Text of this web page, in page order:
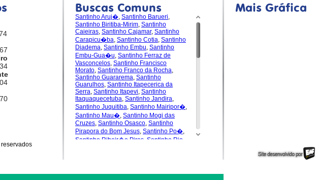
Buscas Comuns
Santinho Aruj�, Santinho Barueri,
Santinho Biritiba-Mirim, Santinho
Caieiras, Santinho Cajamar, Santinho
Carapicu�ba, Santinho Cotia, Santinho
Diadema, Santinho Embu, Santinho
Embu-Gua�u, Santinho Ferraz de
Vasconcelos, Santinho Francisco
Morato, Santinho Franco da Rocha,
Santinho Guararema, Santinho
Guarulhos, Santinho Itapecerica da
Serra, Santinho Itapevi, Santinho
Itaquaquecetuba, Santinho Jandira,
Santinho Juquitiba, Santinho Mairipor�,
Santinho Mau�, Santinho Mogi das
Cruzes, Santinho Osasco, Santinho
Pirapora do Bom Jesus, Santinho Po�,
Santinho Ribeir�o Pires Santinho Rio
Santinho Santo Andr�,Santinho S�o
Mais Gráfica